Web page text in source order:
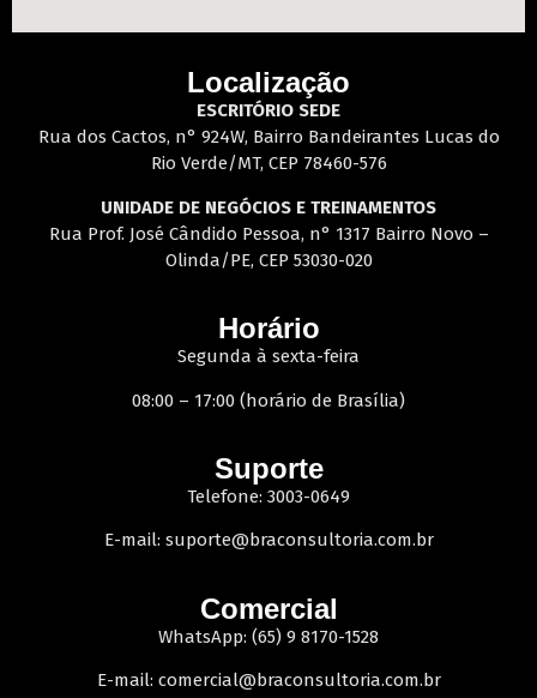
Localização
ESCRITÓRIO SEDE
Rua dos Cactos, n° 924W, Bairro Bandeirantes Lucas do
Rio Verde/MT, CEP 78460-576
UNIDADE DE NEGÓCIOS E TREINAMENTOS
Rua Prof. José Cândido Pessoa, n° 1317 Bairro Novo –
Olinda/PE, CEP 53030-020
Horário
Segunda à sexta-feira
08:00 – 17:00 (horário de Brasília)
Suporte
Telefone: 3003-0649
E-mail: suporte@braconsultoria.com.br
Comercial
WhatsApp: (65) 9 8170-1528
E-mail: comercial@braconsultoria.com.br